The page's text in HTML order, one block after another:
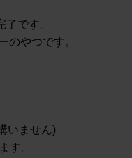
です。
のやつです。
いません)
す。